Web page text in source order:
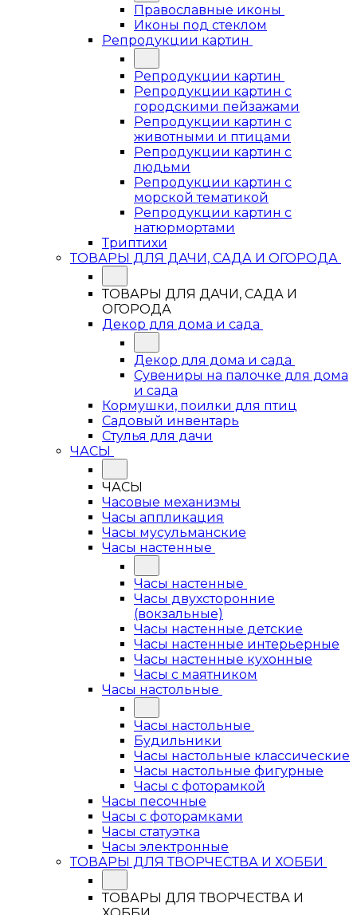
Православные иконы
Иконы под стеклом
Репродукции картин
Репродукции картин
Репродукции картин с
городскими пейзажами
Репродукции картин с
животными и птицами
Репродукции картин с
людьми
Репродукции картин с
морской тематикой
Репродукции картин с
натюрмортами
Триптихи
ТОВАРЫ ДЛЯ ДАЧИ, САДА И ОГОРОДА
ТОВАРЫ ДЛЯ ДАЧИ, САДА И
ОГОРОДА
Декор для дома и сада
Декор для дома и сада
Сувениры на палочке для дома
и сада
Кормушки, поилки для птиц
Садовый инвентарь
Стулья для дачи
ЧАСЫ
ЧАСЫ
Часовые механизмы
Часы аппликация
Часы мусульманские
Часы настенные
Часы настенные
Часы двухсторонние
(вокзальные)
Часы настенные детские
Часы настенные интерьерные
Часы настенные кухонные
Часы с маятником
Часы настольные
Часы настольные
Будильники
Часы настольные классические
Часы настольные фигурные
Часы с фоторамкой
Часы песочные
Часы с фоторамками
Часы статуэтка
Часы электронные
ТОВАРЫ ДЛЯ ТВОРЧЕСТВА И ХОББИ
ТОВАРЫ ДЛЯ ТВОРЧЕСТВА И